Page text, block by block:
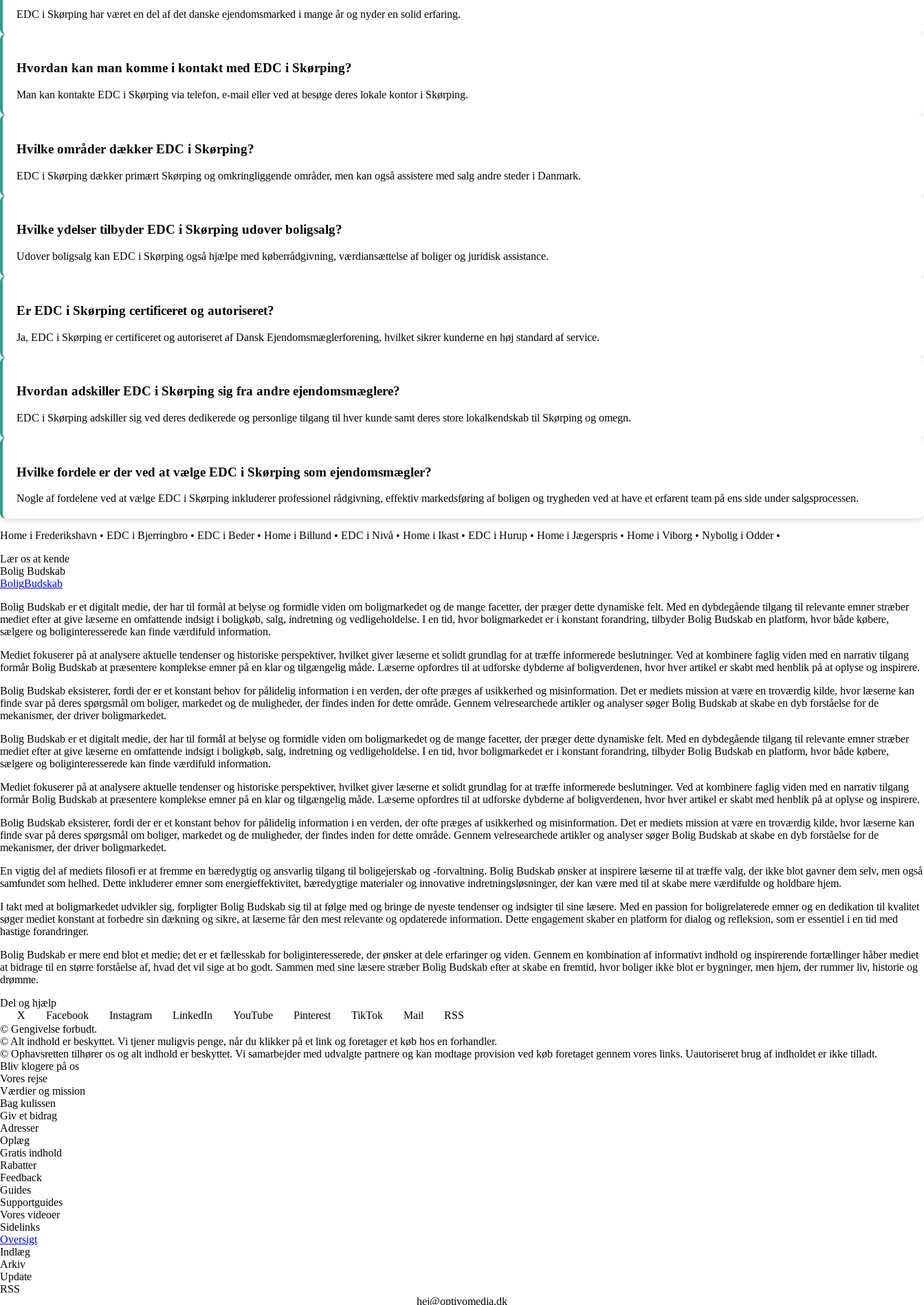
EDC i Skørping har været en del af det danske ejendomsmarked i mange år og nyder en solid erfaring.
Hvordan kan man komme i kontakt med EDC i Skørping?
Man kan kontakte EDC i Skørping via telefon, e-mail eller ved at besøge deres lokale kontor i Skørping.
Hvilke områder dækker EDC i Skørping?
EDC i Skørping dækker primært Skørping og omkringliggende områder, men kan også assistere med salg andre steder i Danmark.
Hvilke ydelser tilbyder EDC i Skørping udover boligsalg?
Udover boligsalg kan EDC i Skørping også hjælpe med køberrådgivning, værdiansættelse af boliger og juridisk assistance.
Er EDC i Skørping certificeret og autoriseret?
Ja, EDC i Skørping er certificeret og autoriseret af Dansk Ejendomsmæglerforening, hvilket sikrer kunderne en høj standard af service.
Hvordan adskiller EDC i Skørping sig fra andre ejendomsmæglere?
EDC i Skørping adskiller sig ved deres dedikerede og personlige tilgang til hver kunde samt deres store lokalkendskab til Skørping og omegn.
Hvilke fordele er der ved at vælge EDC i Skørping som ejendomsmægler?
Nogle af fordelene ved at vælge EDC i Skørping inkluderer professionel rådgivning, effektiv markedsføring af boligen og trygheden ved at have et erfarent team på ens side under salgsprocessen.
Home i Frederikshavn • EDC i Bjerringbro • EDC i Beder• Home i Billund • EDC i Nivå • Home i Ikast • EDC i Hurup • Home i Jægerspris • Home i Viborg • Nybolig i Odder•
Lær os at kende
Bolig Budskab
BoligBudskab
Bolig Budskab er et digitalt medie, der har til formål at belyse og formidle viden om boligmarkedet og de mange facetter, der præger dette dynamiske felt. Med en dybdegående tilgang til relevante emner stræber
mediet efter at give læserne en omfattende indsigt i boligkøb, salg, indretning og vedligeholdelse. I en tid, hvor boligmarkedet er i konstant forandring, tilbyder Bolig Budskab en platform, hvor både købere,
sælgere og boliginteresserede kan finde værdifuld information.
Mediet fokuserer på at analysere aktuelle tendenser og historiske perspektiver, hvilket giver læserne et solidt grundlag for at træffe informerede beslutninger. Ved at kombinere faglig viden med en narrativ tilgang
formår Bolig Budskab at præsentere komplekse emner på en klar og tilgængelig måde. Læserne opfordres til at udforske dybderne af boligverdenen, hvor hver artikel er skabt med henblik på at oplyse og inspirere.
Bolig Budskab eksisterer, fordi der er et konstant behov for pålidelig information i en verden, der ofte præges af usikkerhed og misinformation. Det er mediets mission at være en troværdig kilde, hvor læserne kan
finde svar på deres spørgsmål om boliger, markedet og de muligheder, der findes inden for dette område. Gennem velresearchede artikler og analyser søger Bolig Budskab at skabe en dyb forståelse for de
mekanismer, der driver boligmarkedet.
Bolig Budskab er et digitalt medie, der har til formål at belyse og formidle viden om boligmarkedet og de mange facetter, der præger dette dynamiske felt. Med en dybdegående tilgang til relevante emner stræber
mediet efter at give læserne en omfattende indsigt i boligkøb, salg, indretning og vedligeholdelse. I en tid, hvor boligmarkedet er i konstant forandring, tilbyder Bolig Budskab en platform, hvor både købere,
sælgere og boliginteresserede kan finde værdifuld information.
Mediet fokuserer på at analysere aktuelle tendenser og historiske perspektiver, hvilket giver læserne et solidt grundlag for at træffe informerede beslutninger. Ved at kombinere faglig viden med en narrativ tilgang
formår Bolig Budskab at præsentere komplekse emner på en klar og tilgængelig måde. Læserne opfordres til at udforske dybderne af boligverdenen, hvor hver artikel er skabt med henblik på at oplyse og inspirere.
Bolig Budskab eksisterer, fordi der er et konstant behov for pålidelig information i en verden, der ofte præges af usikkerhed og misinformation. Det er mediets mission at være en troværdig kilde, hvor læserne kan
finde svar på deres spørgsmål om boliger, markedet og de muligheder, der findes inden for dette område. Gennem velresearchede artikler og analyser søger Bolig Budskab at skabe en dyb forståelse for de
mekanismer, der driver boligmarkedet.
En vigtig del af mediets filosofi er at fremme en bæredygtig og ansvarlig tilgang til boligejerskab og -forvaltning. Bolig Budskab ønsker at inspirere læserne til at træffe valg, der ikke blot gavner dem selv, men også
samfundet som helhed. Dette inkluderer emner som energieffektivitet, bæredygtige materialer og innovative indretningsløsninger, der kan være med til at skabe mere værdifulde og holdbare hjem.
I takt med at boligmarkedet udvikler sig, forpligter Bolig Budskab sig til at følge med og bringe de nyeste tendenser og indsigter til sine læsere. Med en passion for boligrelaterede emner og en dedikation til kvalitet
søger mediet konstant at forbedre sin dækning og sikre, at læserne får den mest relevante og opdaterede information. Dette engagement skaber en platform for dialog og refleksion, som er essentiel i en tid med
hastige forandringer.
Bolig Budskab er mere end blot et medie; det er et fællesskab for boliginteresserede, der ønsker at dele erfaringer og viden. Gennem en kombination af informativt indhold og inspirerende fortællinger håber mediet
at bidrage til en større forståelse af, hvad det vil sige at bo godt. Sammen med sine læsere stræber Bolig Budskab efter at skabe en fremtid, hvor boliger ikke blot er bygninger, men hjem, der rummer liv, historie og
drømme.
Del og hjælp
X
Facebook Instagram LinkedIn YouTube Pinterest TikTok Mail
RSS
© Gengivelse forbudt.
© Alt indhold er beskyttet. Vi tjener muligvis penge, når du klikker på et link og foretager et køb hos en forhandler.
© Ophavsretten tilhører os og alt indhold er beskyttet. Vi samarbejder med udvalgte partnere og kan modtage provision ved køb foretaget gennem vores links. Uautoriseret brug af indholdet er ikke tilladt.
Bliv klogere på os
Vores rejse
Værdier og mission
Bag kulissen
Giv et bidrag
Adresser
Oplæg
Gratis indhold
Rabatter
Feedback
Guides
Supportguides
Vores videoer
Sidelinks
Oversigt
Indlæg
Arkiv
Update
RSS
hej@optivomedia.dk